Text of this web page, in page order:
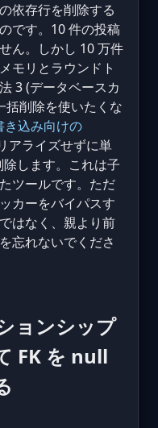
依存行を削除する
です。10 件の投稿
ん。しかし 10 万件
モリとラウンドト
3 (データベースカ
括削除を使いたくな
き込み向けの
アライズせずに単
します。これは子
ツールです。ただ
カーをバイパスす
はなく、親より前
忘れないでくださ
ョンシップ
FK を null